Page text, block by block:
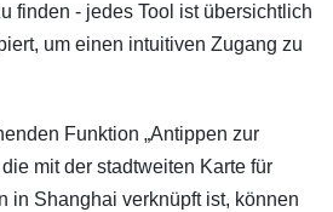
finden - jedes Tool ist übersichtlich
um einen intuitiven Zugang zu
Funktion „Antippen zur
mit der stadtweiten Karte für
in Shanghai verknüpft ist, können